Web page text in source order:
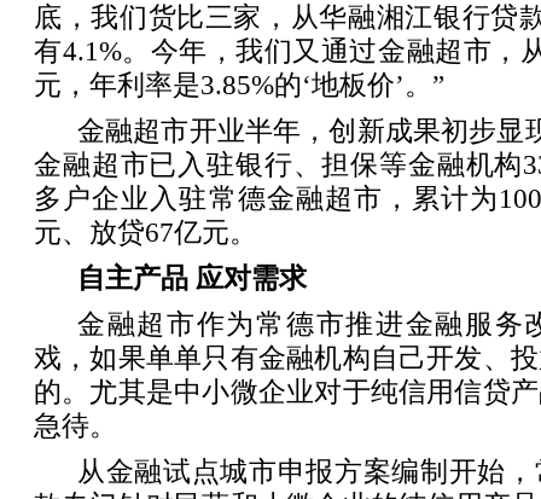
底，我们货比三家，从华融湘江银行贷
有4.1%。今年，我们又通过金融超市，
元，年利率是3.85%的‘地板价’。”
金融超市开业半年，创新成果初步显
金融超市已入驻银行、担保等金融机构
多户企业入驻常德金融超市，累计为
元、放贷67亿元。
自主产品 应对需求
金融超市作为常德市推进金融服务
戏，如果单单只有金融机构自己开发、
的。尤其是中小微企业对于纯信用信贷
急待。
从金融试点城市申报方案编制开始